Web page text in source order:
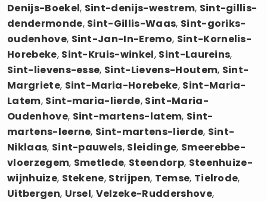
Denijs-Boekel, Sint-denijs-westrem, Sint-gillis-
dendermonde, Sint-Gillis-Waas, Sint-goriks-
oudenhove, Sint-Jan-In-Eremo, Sint-Kornelis-
Horebeke, Sint-Kruis-winkel, Sint-Laureins,
Sint-lievens-esse, Sint-Lievens-Houtem, Sint-
Margriete, Sint-Maria-Horebeke, Sint-Maria-
Latem, Sint-maria-lierde, Sint-Maria-
Oudenhove, Sint-martens-latem, Sint-
martens-leerne, Sint-martens-lierde, Sint-
Niklaas, Sint-pauwels, Sleidinge, Smeerebbe-
vloerzegem, Smetlede, Steendorp, Steenhuize-
wijnhuize, Stekene, Strijpen, Temse, Tielrode,
Uitbergen, Ursel, Velzeke-Ruddershove,